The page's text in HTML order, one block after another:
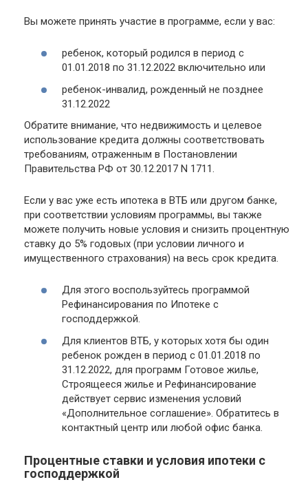
Вы можете принять участие в программе, если у вас:
ребенок, который родился в период с
01.01.2018 по 31.12.2022 включительно или
ребенок-инвалид, рожденный не позднее
31.12.2022
Обратите внимание, что недвижимость и целевое
использование кредита должны соответствовать
требованиям, отраженным в Постановлении
Правительства РФ от 30.12.2017 N 1711.
Если у вас уже есть ипотека в ВТБ или другом банке,
при соответствии условиям программы, вы также
можете получить новые условия и снизить процентную
ставку до 5% годовых (при условии личного и
имущественного страхования) на весь срок кредита.
Для этого воспользуйтесь программой
Рефинансирования по Ипотеке с
господдержкой.
Для клиентов ВТБ, у которых хотя бы один
ребенок рожден в период с 01.01.2018 по
31.12.2022, для программ Готовое жилье,
Строящееся жилье и Рефинансирование
действует сервис изменения условий
«Дополнительное соглашение». Обратитесь в
контактный центр или любой офис банка.
Процентные ставки и условия ипотеки с
господдержкой